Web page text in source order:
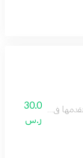
نقدمها في حياتنا ...
30.0
ر.س